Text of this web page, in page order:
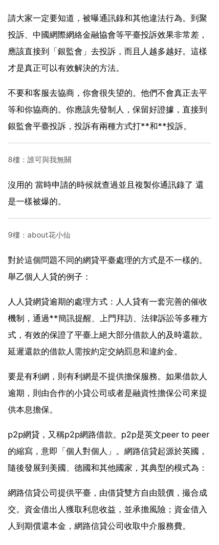
請大家一定要知道，被曝通訊錄和其他違法行為。到聚
投訴、中國網際網絡金融協會等平臺投訴效果非常差，
應該直接到「銀監會」去投訴，而且人越多越好。這樣
才是真正可以有效解決的方法。
不要和客服去協商，你會很失望的。他們不會真正去平
等和你協商的。你應該先發制人，保留好證據，直接到
銀監會平臺投訴，投訴有兩種方式打**和**投訴。
8樓：誰可與我無關
沒用的 當時申請的時候就查過並且複製你通訊錄了 還
是一樣被爆的。
9樓：about花小仙
對於這個問題不同的網貸平臺處理的方式是不一樣的。
舉乙個人人貸的例子：
人人貸網貸逾期的處理方式：人人貸有一套完善的催收
機制，通過**簡訊提醒、上門拜訪、法律訴訟等多種方
式，有效的保證了平臺上絕大部分借款人的及時還款。
延遲還款的借款人需按約定交納罰息和違約金。
要是有利網，則有利網是不提供擔保服務。如果借款人
逾期，則由合作的小貸公司或者是融資性擔保公司來提
供本息擔保。
p2p網貸，又稱p2p網路借款。p2p是英文peer to peer
的縮寫，意即「個人對個人」。網路信貸起源於英國，
隨後發展到美國、德國和其他國家，其典型的模式為：
網路信貸公司提供平臺，由借貸雙方自由競價，撮合成
交。資金借出人獲取利息收益，並承擔風險；資金借入
人到期償還本金，網路信貸公司收取中介服務費。